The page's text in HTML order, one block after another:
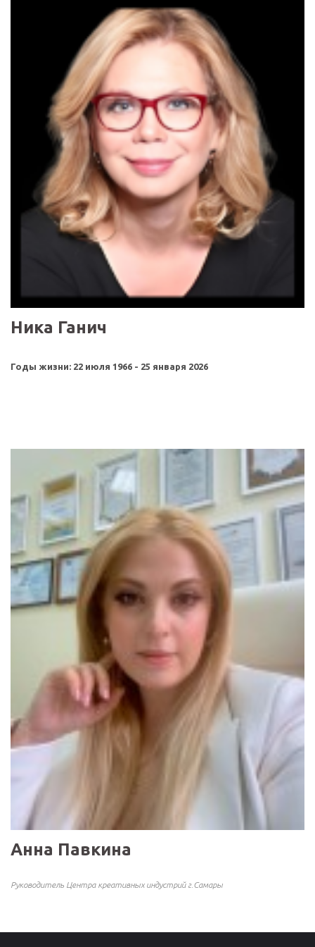
Ника Ганич
Годы жизни: 22 июля 1966 - 25 января 2026
Анна Павкина
Руководитель Центра креативных индустрий г.Самары